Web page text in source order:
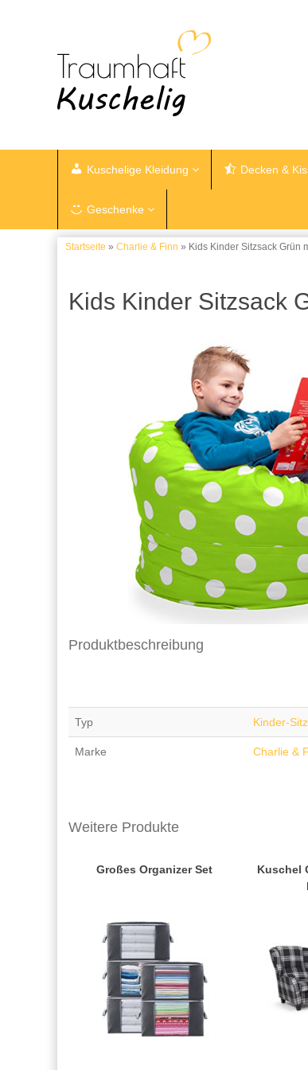
Kuschelige Kleidung Decken &
Geschenke
Startseite » Charlie & Finn » Kids Kinder Sitzsack Grün
Kids Kinder Sitzsack
Produktbeschreibung
Typ Kinder-
Marke Charlie &
Weitere Produkte
Großes Organizer Set
Kuschel